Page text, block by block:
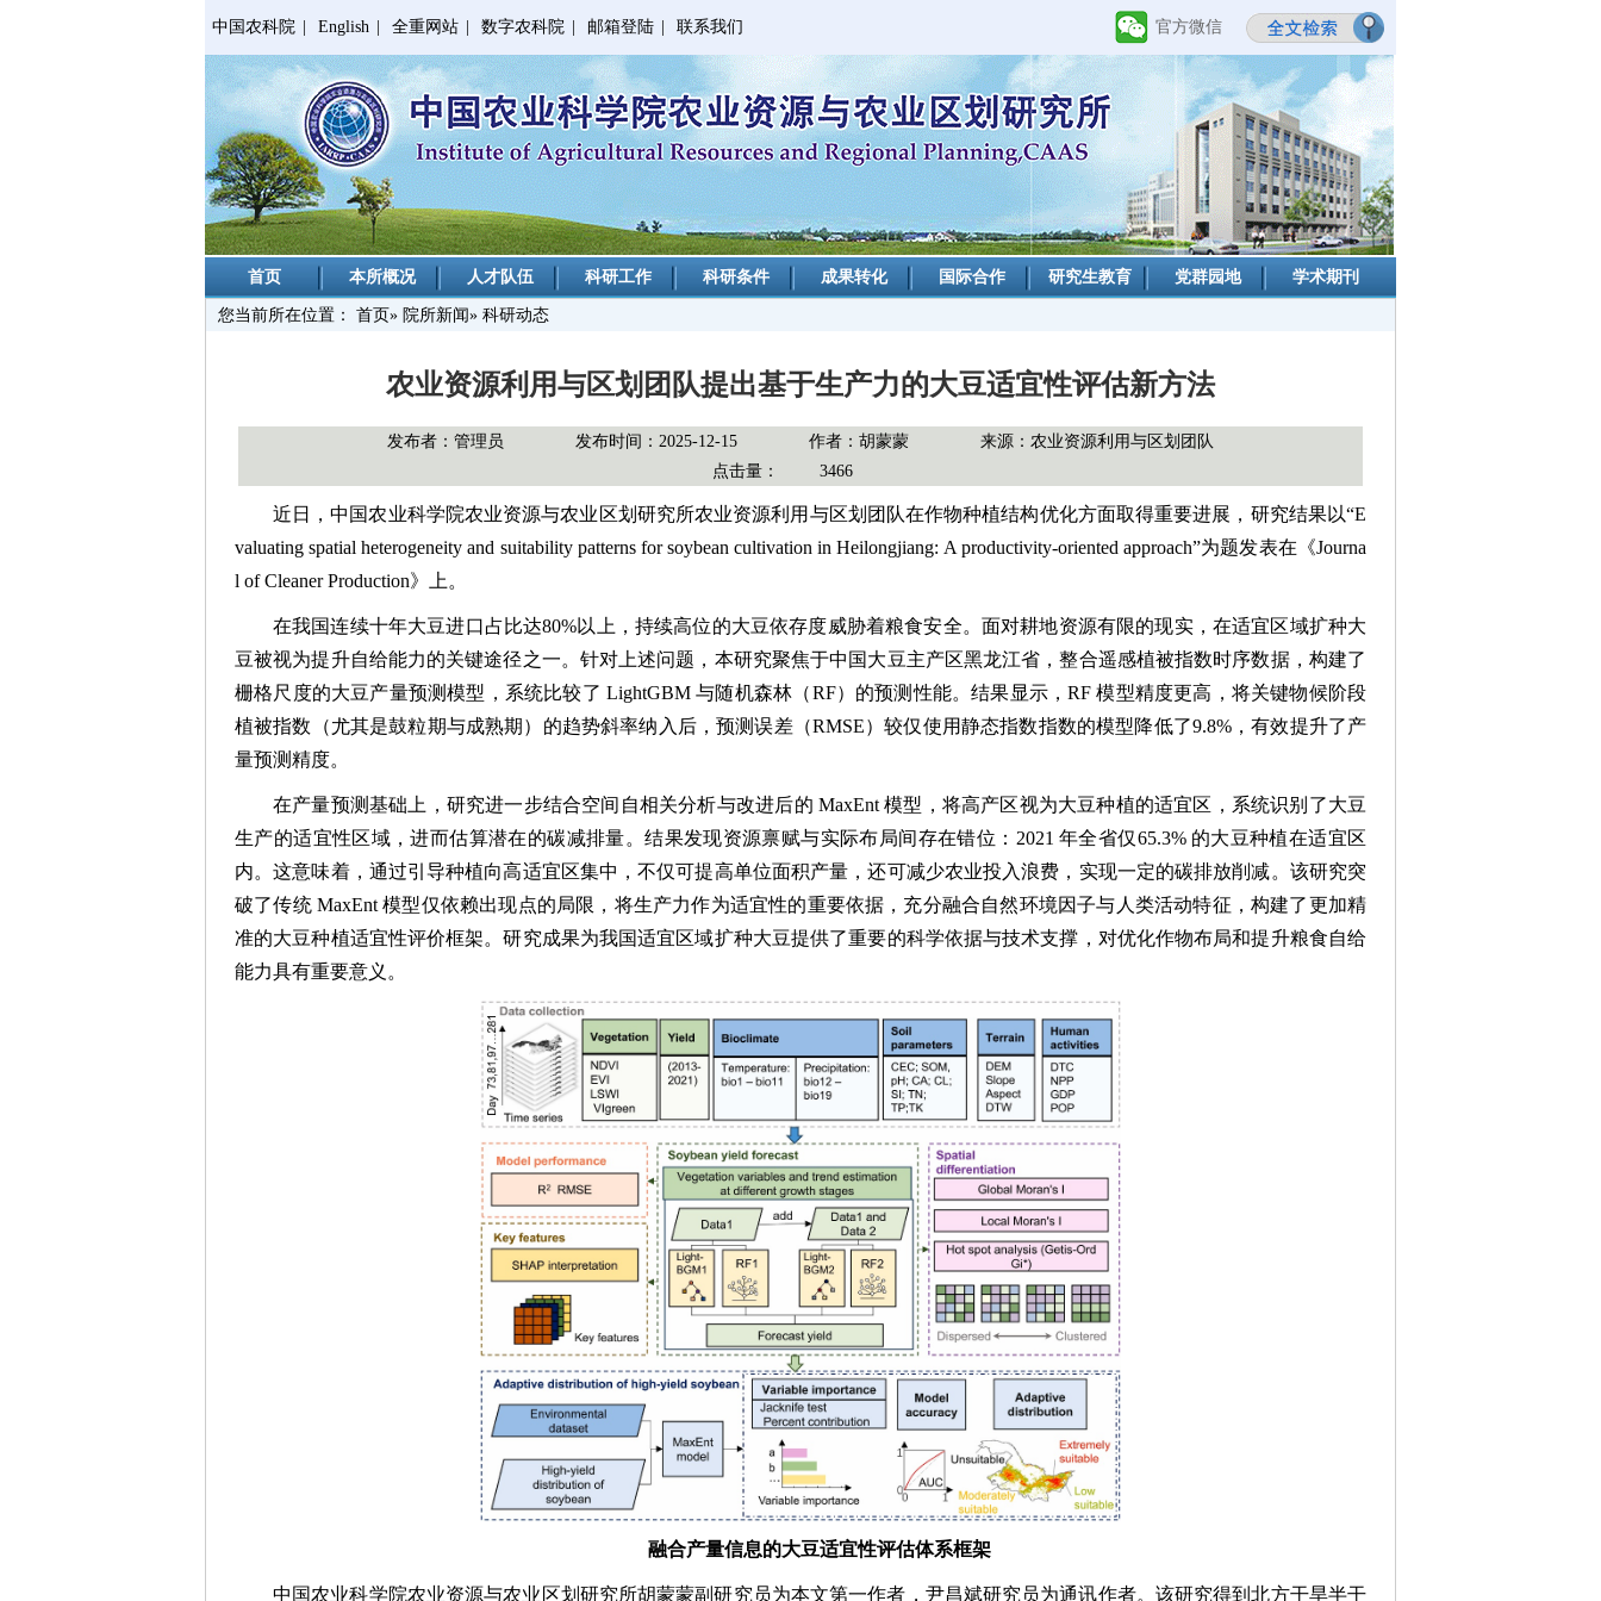
中国农科院 English 全重网站 数字农科院 邮箱登陆 联系我们 官方微信
首页 本所概况 人才队伍 科研工作 科研条件 成果转化 国际合作 研究生教育 党群园地 学术期刊
您当前所在位置： 首页» 院所新闻» 科研动态
农业资源利用与区划团队提出基于生产力的大豆适宜性评估新方法
发布者：管理员 发布时间：2025-12-15 作者：胡蒙蒙
来源：农业资源利用与区划团队
点击量：
3466
近日，中国农业科学院农业资源与农业区划研究所农业资源利用与区划团队在作物种植结构优化方面取得重要进展，研究结果以“E
valuating spatial heterogeneity and suitability patterns for soybean cultivation in Heilongjiang: A productivity-oriented approach”为题发表在《Journa
l of Cleaner Production》上。
在我国连续十年大豆进口占比达80%以上，持续高位的大豆依存度威胁着粮食安全。面对耕地资源有限的现实，在适宜区域扩种大
豆被视为提升自给能力的关键途径之一。针对上述问题，本研究聚焦于中国大豆主产区黑龙江省，整合遥感植被指数时序数据，构建了
栅格尺度的大豆产量预测模型，系统比较了 LightGBM 与随机森林（RF）的预测性能。结果显示，RF 模型精度更高，将关键物候阶段
植被指数（尤其是鼓粒期与成熟期）的趋势斜率纳入后，预测误差（RMSE）较仅使用静态指数指数的模型降低了9.8%，有效提升了产
量预测精度。
在产量预测基础上，研究进一步结合空间自相关分析与改进后的 MaxEnt 模型，将高产区视为大豆种植的适宜区，系统识别了大豆
生产的适宜性区域，进而估算潜在的碳减排量。结果发现资源禀赋与实际布局间存在错位：2021 年全省仅65.3% 的大豆种植在适宜区
内。这意味着，通过引导种植向高适宜区集中，不仅可提高单位面积产量，还可减少农业投入浪费，实现一定的碳排放削减。该研究突
破了传统 MaxEnt 模型仅依赖出现点的局限，将生产力作为适宜性的重要依据，充分融合自然环境因子与人类活动特征，构建了更加精
准的大豆种植适宜性评价框架。研究成果为我国适宜区域扩种大豆提供了重要的科学依据与技术支撑，对优化作物布局和提升粮食自给
能力具有重要意义。
融合产量信息的大豆适宜性评估体系框架
中国农业科学院农业资源与农业区划研究所胡蒙蒙副研究员为本文第一作者，尹昌斌研究员为通讯作者。该研究得到北方干旱半干